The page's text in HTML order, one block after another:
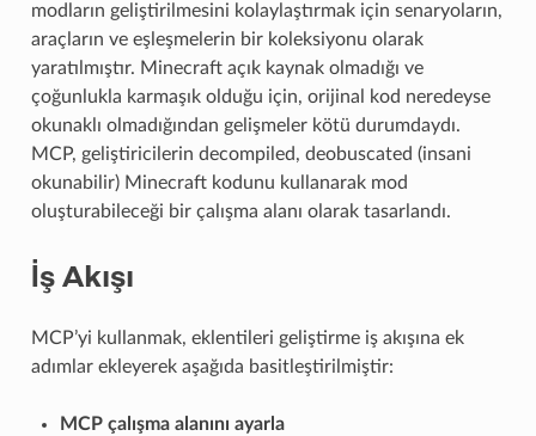
modların geliştirilmesini kolaylaştırmak için senaryoların,
araçların ve eşleşmelerin bir koleksiyonu olarak
yaratılmıştır. Minecraft açık kaynak olmadığı ve
çoğunlukla karmaşık olduğu için, orijinal kod neredeyse
okunaklı olmadığından gelişmeler kötü durumdaydı.
MCP, geliştiricilerin decompiled, deobuscated (insani
okunabilir) Minecraft kodunu kullanarak mod
oluşturabileceği bir çalışma alanı olarak tasarlandı.
İş Akışı
MCP’yi kullanmak, eklentileri geliştirme iş akışına ek
adımlar ekleyerek aşağıda basitleştirilmiştir:
MCP çalışma alanını ayarla